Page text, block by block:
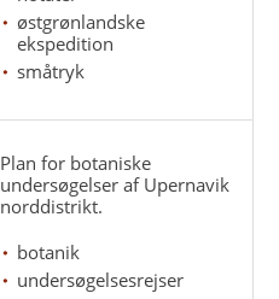
østgrønlandske
ekspedition
småtryk
Plan for botaniske
undersøgelser af Upernavik
norddistrikt.
botanik
undersøgelsesrejser